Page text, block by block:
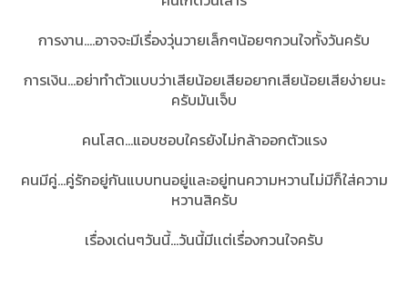
การงาน....อาจจะมีเรื่องวุ่นวายเล็กๆน้อยๆกวนใจทั้งวันครับ
การเงิน...อย่าทำตัวแบบว่าเสียน้อยเสียอยากเสียน้อยเสียง่ายนะ
ครับมันเจ็บ
คนโสด...แอบชอบใครยังไม่กล้าออกตัวแรง
คนมีคู่...คู่รักอยู่กันแบบทนอยู่และอยู่ทนความหวานไม่มีก็ใส่ความ
หวานสิครับ
เรื่องเด่นๆวันนี้...วันนี้มีเเต่เรื่องกวนใจครับ